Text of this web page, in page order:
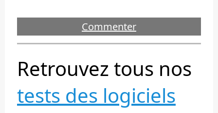
Commenter
Retrouvez tous nos
tests des logiciels